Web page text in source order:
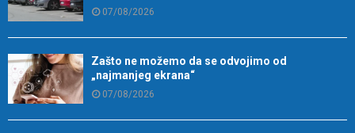
07/08/2026
Zašto ne možemo da se odvojimo od
„najmanjeg ekrana“
07/08/2026